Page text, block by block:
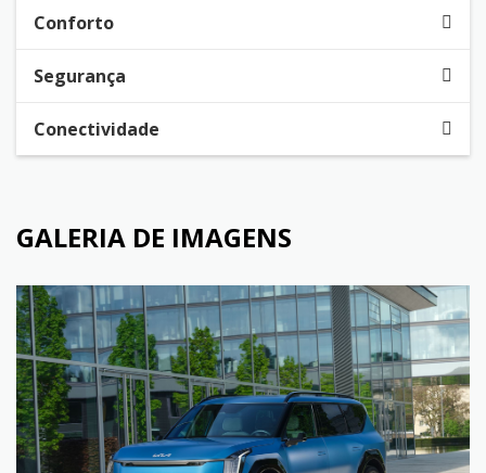
Conforto
Segurança
Conectividade
GALERIA DE IMAGENS